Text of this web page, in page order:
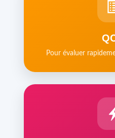
Pour évaluer